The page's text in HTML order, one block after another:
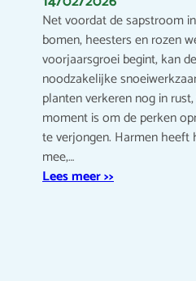
Net voordat de sapstroom
bomen, heesters en rozen
voorjaarsgroei begint, kan
noodzakelijke
planten verkeren nog in
moment is om de perken
te verjongen. Harmen
mee,…
Lees meer >>